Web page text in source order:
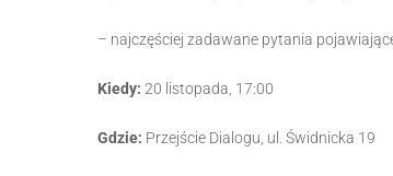
– najczęściej zadawane pytania
Kiedy: 20 listopada, 17:00
Gdzie: Przejście Dialogu, ul. Świdnicka 19